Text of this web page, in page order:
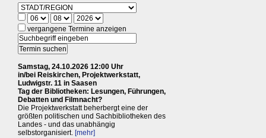
vergangene Termine anzeigen
Samstag, 24.10.2026 12:00 Uhr
in/bei Reiskirchen, Projektwerkstatt,
Ludwigstr. 11 in Saasen
Tag der Bibliotheken: Lesungen, Führungen,
Debatten und Filmnacht?
Die Projektwerkstatt beherbergt eine der
größten politischen und Sachbibliotheken des
Landes - und das unabhängig
selbstorganisiert. [mehr]